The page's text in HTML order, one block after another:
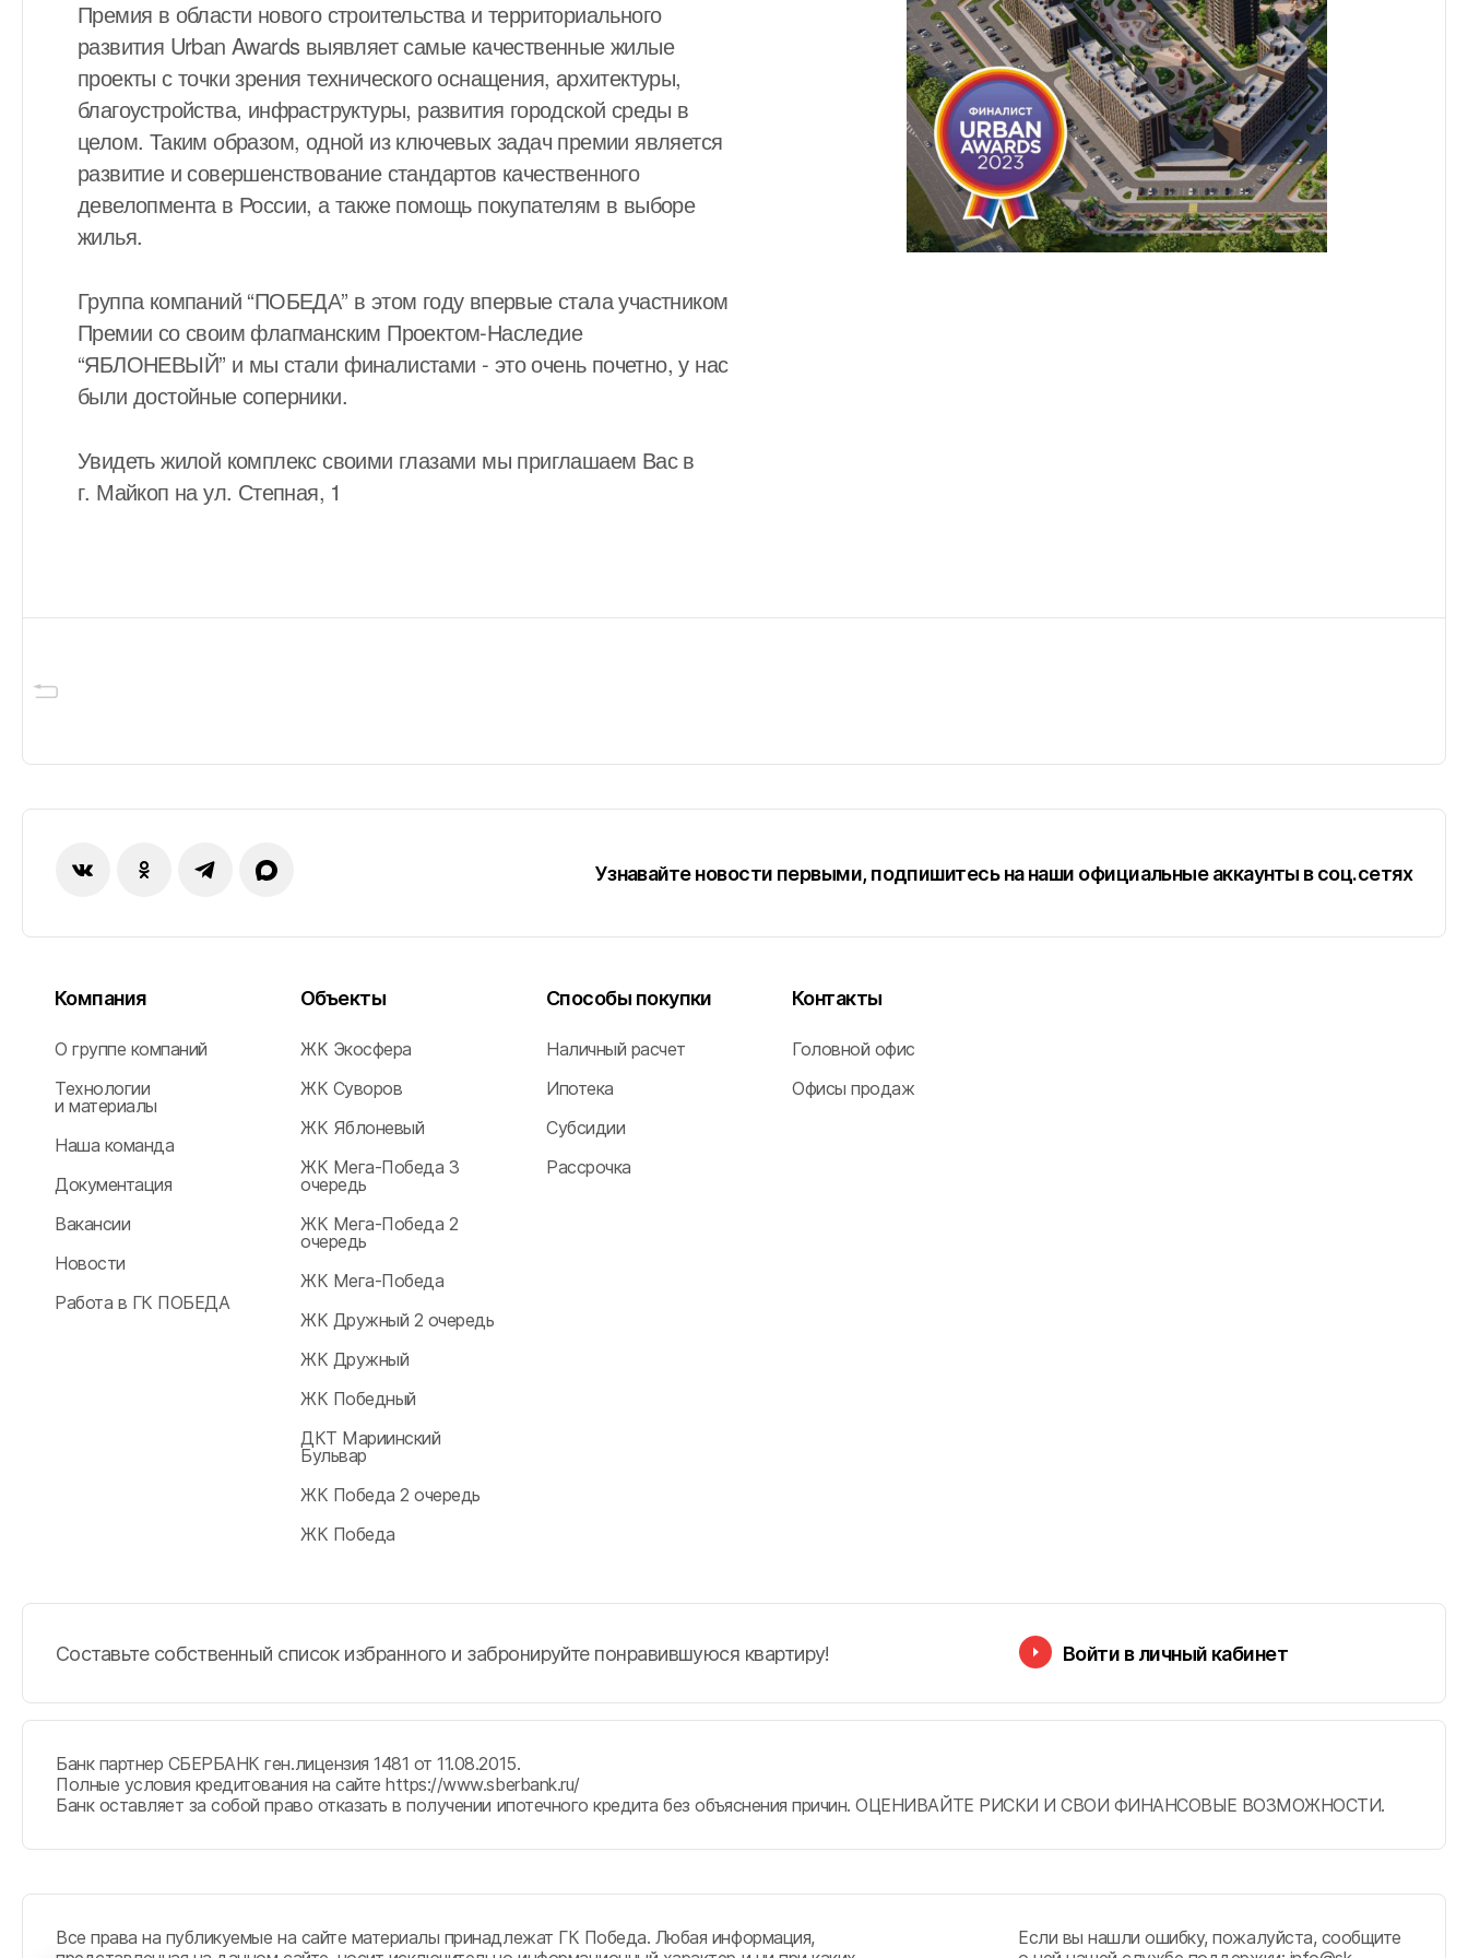
г. Феодосия
ВСЕГО НАЙДЕНО 0
Премия в области нового строительства и территориального
развития Urban Awards выявляет самые качественные жилые
проекты с точки зрения технического оснащения, архитектуры,
благоустройства, инфраструктуры, развития городской среды в
целом. Таким образом, одной из ключевых задач премии является
развитие и совершенствование стандартов качественного
девелопмента в России, а также помощь покупателям в выборе
жилья.
Группа компаний “ПОБЕДА” в этом году впервые стала участником
Премии со своим флагманским Проектом-Наследие
“ЯБЛОНЕВЫЙ” и мы стали финалистами - это очень почетно, у нас
были достойные соперники.
Увидеть жилой комплекс своими глазами мы приглашаем Вас в
г. Майкоп на ул. Степная, 1
Узнавайте новости первыми, подпишитесь на наши официальные аккаунты в соц.сетях
Компания
О группе компаний
Технологии
и материалы
Наша команда
Документация
Вакансии
Новости
Работа в ГК ПОБЕДА
Объекты
ЖК Экосфера
ЖК Суворов
ЖК Яблоневый
ЖК Мега-Победа 3
очередь
ЖК Мега-Победа 2
очередь
ЖК Мега-Победа
ЖК Дружный 2 очередь
ЖК Дружный
ЖК Победный
ДКТ Мариинский
Бульвар
ЖК Победа 2 очередь
ЖК Победа
Способы покупки
Наличный расчет
Ипотека
Субсидии
Рассрочка
Контакты
Головной офис
Офисы продаж
Составьте собственный список избранного и забронируйте понравившуюся квартиру! Войти в личный кабинет
Банк партнер СБЕРБАНК ген.лицензия 1481 от 11.08.2015.
Полные условия кредитования на сайтеhttps://www.sberbank.ru/
Банк оставляет за собой право отказать в получении ипотечного кредита без объяснения причин. ОЦЕНИВАЙТЕ РИСКИ И СВОИ ФИНАНСОВЫЕ ВОЗМОЖНОСТИ.
Все права на публикуемые на сайте материалы принадлежат ГК Победа. Любая информация,
Если вы нашли ошибку, пожалуйста, сообщите